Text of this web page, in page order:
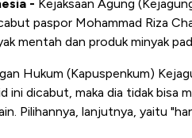
- Kejaksaan Agung
paspor Mohammad Riza
mentah dan produk minyak
Hukum (Kapuspenkum)
ini dicabut, maka dia tidak bisa
Pilihannya, lanjutnya, yaitu